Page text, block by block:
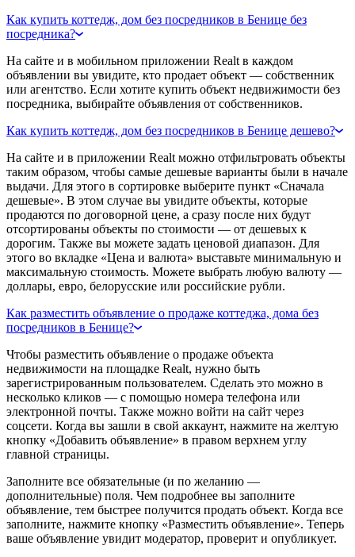
Как купить коттедж, дом без посредников в Бенице без
посредника?
На сайте и в мобильном приложении Realt в каждом
объявлении вы увидите, кто продает объект — собственник
или агентство. Если хотите купить объект недвижимости без
посредника, выбирайте объявления от собственников.
Как купить коттедж, дом без посредников в Бенице дешево?
На сайте и в приложении Realt можно отфильтровать объекты
таким образом, чтобы самые дешевые варианты были в начале
выдачи. Для этого в сортировке выберите пункт «Сначала
дешевые». В этом случае вы увидите объекты, которые
продаются по договорной цене, а сразу после них будут
отсортированы объекты по стоимости — от дешевых к
дорогим. Также вы можете задать ценовой диапазон. Для
этого во вкладке «Цена и валюта» выставьте минимальную и
максимальную стоимость. Можете выбрать любую валюту —
доллары, евро, белорусские или российские рубли.
Как разместить объявление о продаже коттеджа, дома без
посредников в Бенице?
Чтобы разместить объявление о продаже объекта
недвижимости на площадке Realt, нужно быть
зарегистрированным пользователем. Сделать это можно в
несколько кликов — с помощью номера телефона или
электронной почты. Также можно войти на сайт через
соцсети. Когда вы зашли в свой аккаунт, нажмите на желтую
кнопку «Добавить объявление» в правом верхнем углу
главной страницы.
Заполните все обязательные (и по желанию —
дополнительные) поля. Чем подробнее вы заполните
объявление, тем быстрее получится продать объект. Когда все
заполните, нажмите кнопку «Разместить объявление». Теперь
ваше объявление увидит модератор, проверит и опубликует.